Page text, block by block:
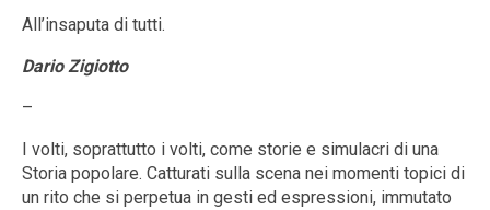
All’insaputa di tutti.
Dario Zigiotto
–
I volti, soprattutto i volti, come storie e simulacri di una
Storia popolare. Catturati sulla scena nei momenti topici di
un rito che si perpetua in gesti ed espressioni, immutato